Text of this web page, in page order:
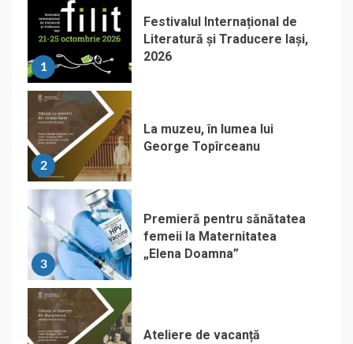
1
Festivalul Internațional de
Literatură și Traducere Iași,
2026
2
La muzeu, în lumea lui
George Topîrceanu
3
Premieră pentru sănătatea
femeii la Maternitatea
„Elena Doamna”
Ateliere de vacanță